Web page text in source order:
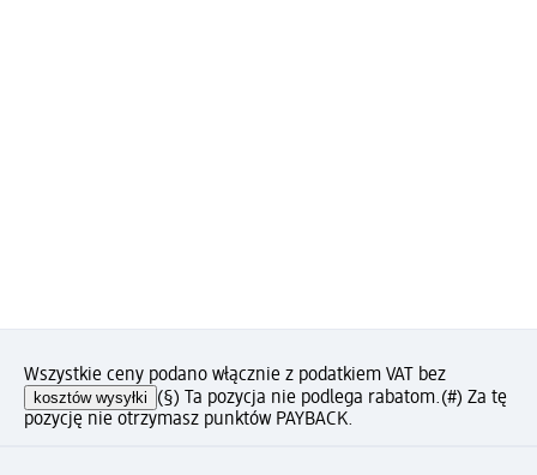
Wszystkie ceny podano włącznie z podatkiem VAT bez
kosztów wysyłki (§) Ta pozycja nie podlega rabatom.(#) Za tę
pozycję nie otrzymasz punktów PAYBACK.